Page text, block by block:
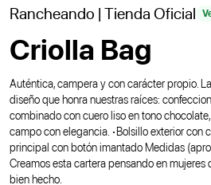
Rancheando | Tienda Oficial
Criolla Bag
Auténtica, campera y con carácter propio.
diseño que honra nuestras raíces:
combinado con cuero liso en tono
campo con elegancia. •Bolsillo exterior con
principal con botón imantado Medidas
Creamos esta cartera pensando en mujeres
bien hecho.